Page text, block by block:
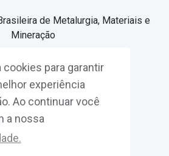
para garantir
experiência
Ao continuar você
a nossa
de Metalurgia, Materiais e
Mineração
Associe-se
Fazer Login